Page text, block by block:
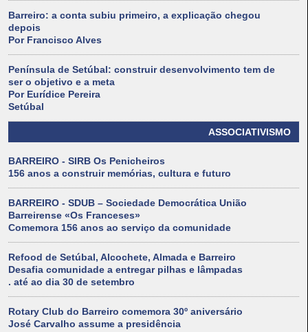
Barreiro: a conta subiu primeiro, a explicação chegou
depois
Por Francisco Alves
Península de Setúbal: construir desenvolvimento tem de
ser o objetivo e a meta
Por Eurídice Pereira
Setúbal
ASSOCIATIVISMO
BARREIRO - SIRB Os Penicheiros
156 anos a construir memórias, cultura e futuro
BARREIRO - SDUB – Sociedade Democrática União
Barreirense «Os Franceses»
Comemora 156 anos ao serviço da comunidade
Refood de Setúbal, Alcochete, Almada e Barreiro
Desafia comunidade a entregar pilhas e lâmpadas
. até ao dia 30 de setembro
Rotary Club do Barreiro comemora 30º aniversário
José Carvalho assume a presidência